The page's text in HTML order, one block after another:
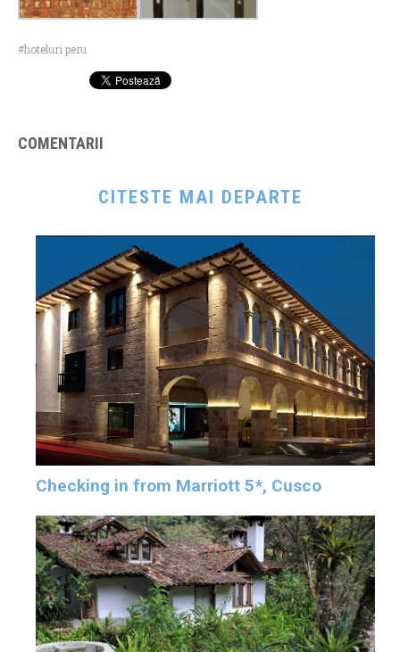
hoteluri peru
COMENTARII
CITESTE MAI DEPARTE
Checking in from Marriott 5*, Cusco